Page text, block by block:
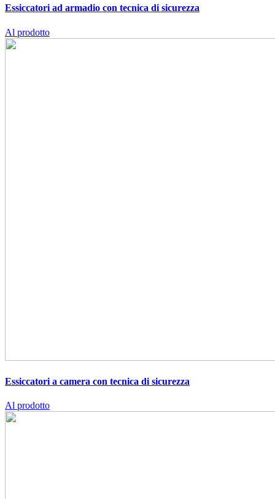
Essiccatori ad armadio con tecnica di sicurezza
Al prodotto
Essiccatori a camera con tecnica di sicurezza
Al prodotto